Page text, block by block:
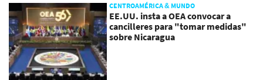
CENTROAMÉRICA & MUNDO
EE.UU. insta a OEA convocar a
cancilleres para "tomar medidas"
sobre Nicaragua